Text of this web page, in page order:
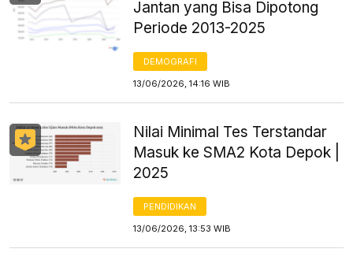
Jantan yang Bisa Dipotong
Periode 2013-2025
DEMOGRAFI
13/06/2026, 14:16 WIB
Nilai Minimal Tes Terstandar
Masuk ke SMA2 Kota Depok |
2025
PENDIDIKAN
13/06/2026, 13:53 WIB